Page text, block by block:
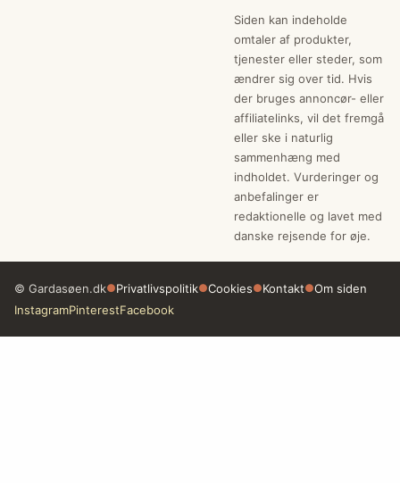
Siden kan indeholde
omtaler af produkter,
tjenester eller steder, som
ændrer sig over tid. Hvis
der bruges annoncør- eller
affiliatelinks, vil det fremgå
eller ske i naturlig
sammenhæng med
indholdet. Vurderinger og
anbefalinger er
redaktionelle og lavet med
danske rejsende for øje.
© Gardasøen.dk●Privatlivspolitik●Cookies●Kontakt●Om siden
InstagramPinterestFacebook